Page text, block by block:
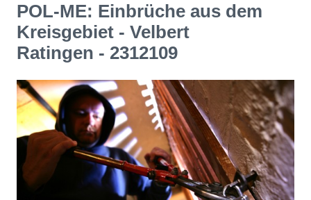
POL-ME: Einbrüche aus dem
Kreisgebiet - Velbert
Ratingen - 2312109